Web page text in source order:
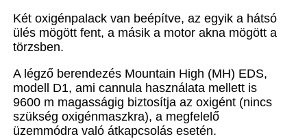
Két oxigénpalack van beépítve, az egyik a hátsó
ülés mögött fent, a másik a motor akna mögött a
törzsben.
A légző berendezés Mountain High (MH) EDS,
modell D1, ami cannula használata mellett is
9600 m magasságig biztosítja az oxigént (nincs
szükség oxigénmaszkra), a megfelelő
üzemmódra való átkapcsolás esetén.